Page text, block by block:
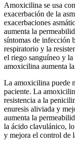
Amoxicilina se usa
exacerbación de la
exacerbaciones
aumenta la
síntomas de infección
respiratorio y la
el riego sanguíneo y
amoxicilina aumenta
La amoxicilina puede
paciente. La
resistencia a la
enuresis aliviada y
aumenta la
la ácido clavulánico,
y mejora el control de